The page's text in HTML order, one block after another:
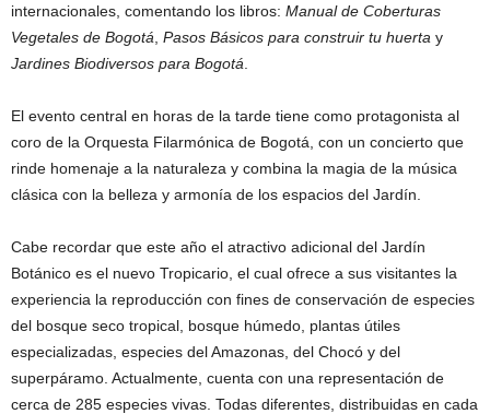
internacionales, comentando los libros: Manual de Coberturas
Vegetales de Bogotá Pasos Básicos para construir tu huerta y
Jardines Biodiversos para Bogotá
El evento central en horas de la tarde tiene como protagonista al
coro de la Orquesta Filarmónica de Bogotá, con un concierto que
rinde homenaje a la naturaleza y combina la magia de la música
clásica con la belleza y armonía de los espacios del Jardín.
Cabe recordar que este año el atractivo adicional del Jardín
Botánico es el nuevo Tropicario, el cual ofrece a sus visitantes la
experiencia la reproducción con fines de conservación de especies
del bosque seco tropical, bosque húmedo, plantas útiles
especializadas, especies del Amazonas, del Chocó y del
superpáramo. Actualmente, cuenta con una representación de
cerca de 285 especies vivas. Todas diferentes, distribuidas en cada